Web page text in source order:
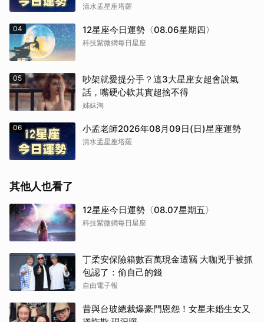
清水孟星座塔羅
04 12星座今日運勢〈08.06星期四〉
科技紫微網每日星座
05
吵架就愛提分手？這3大星座女超會說氣
話，嘴硬心軟其實超捨不得
姊妹淘
06 小孟老師2026年08月09日(日)星座運勢
清水孟星座塔羅
其他人也看了
12星座今日運勢〈08.07星期五〉
科技紫微網每日星座
丁柔安保險箱數百萬現金遭竊 大咖兇手被抓
包認了：偷自己的錢
自由電子報
昔與台玻總裁爆豪門恩怨！女星未婚生女又